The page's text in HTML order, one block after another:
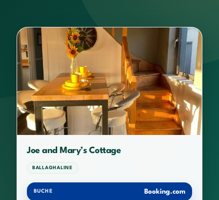
Joe and Mary’s Cottage
BALLAGHALINE
BUCHE Booking.com